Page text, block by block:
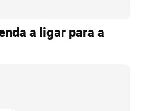
a ligar para a